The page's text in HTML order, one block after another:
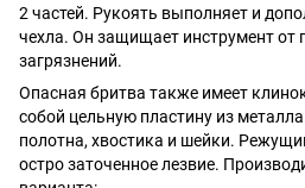
2 частей. Рукоять выполняет и
чехла. Он защищает инструмент от
загрязнений.
Опасная бритва также имеет
собой цельную пластину из
полотна, хвостика и шейки.
остро заточенное лезвие.